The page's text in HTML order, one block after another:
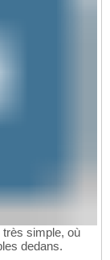
simple, où
dedans.